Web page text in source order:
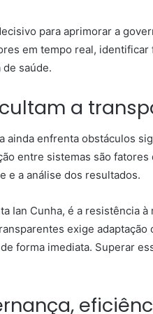
para aprimorar a
em tempo real,
saúde.
a
ainda enfrenta obstáculos
entre sistemas são
e a análise dos resultados.
Ian Cunha, é a resistência
exige
forma imediata. Superar